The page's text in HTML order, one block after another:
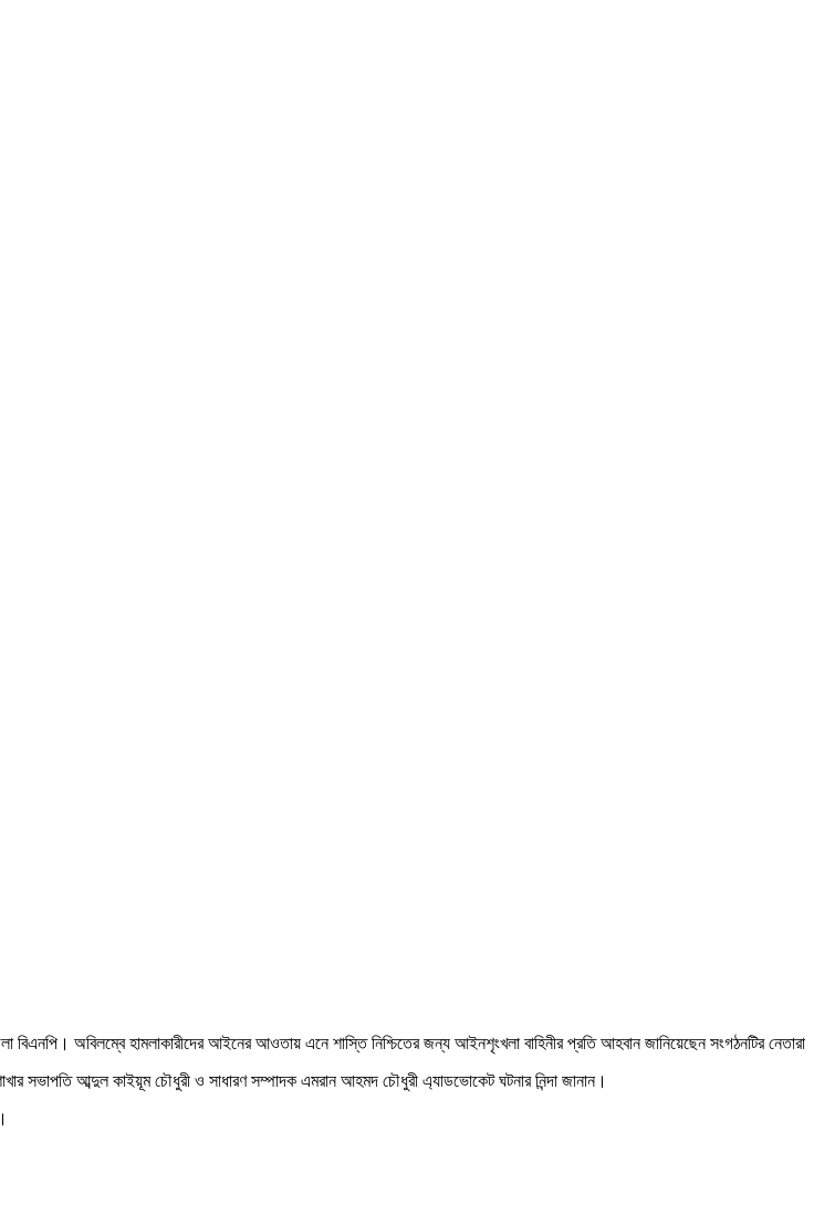
বিএনপি। অবিলম্বে হামলাকারীদের আইনের আওতায় এনে শাস্তি নিশ্চিতের জন্য আইনশৃংখলা বাহিনীর প্রতি আহবান জানিয়েছেন সংগঠনটির নেতারা
সভাপতি আব্দুল কাইয়ূম চৌধুরী ও সাধারণ সম্পাদক এমরান আহমদ চৌধুরী এ্যাডভোকেট ঘটনার নিন্দা জানান।